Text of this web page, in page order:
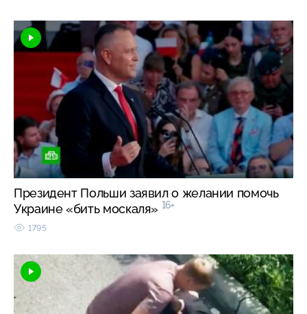
Президент Польши заявил о желании помочь
Украине «бить москаля» 16+
1795